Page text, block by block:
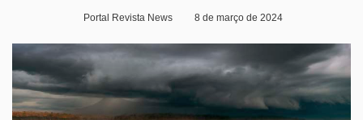
Portal Revista News 8 de março de 2024